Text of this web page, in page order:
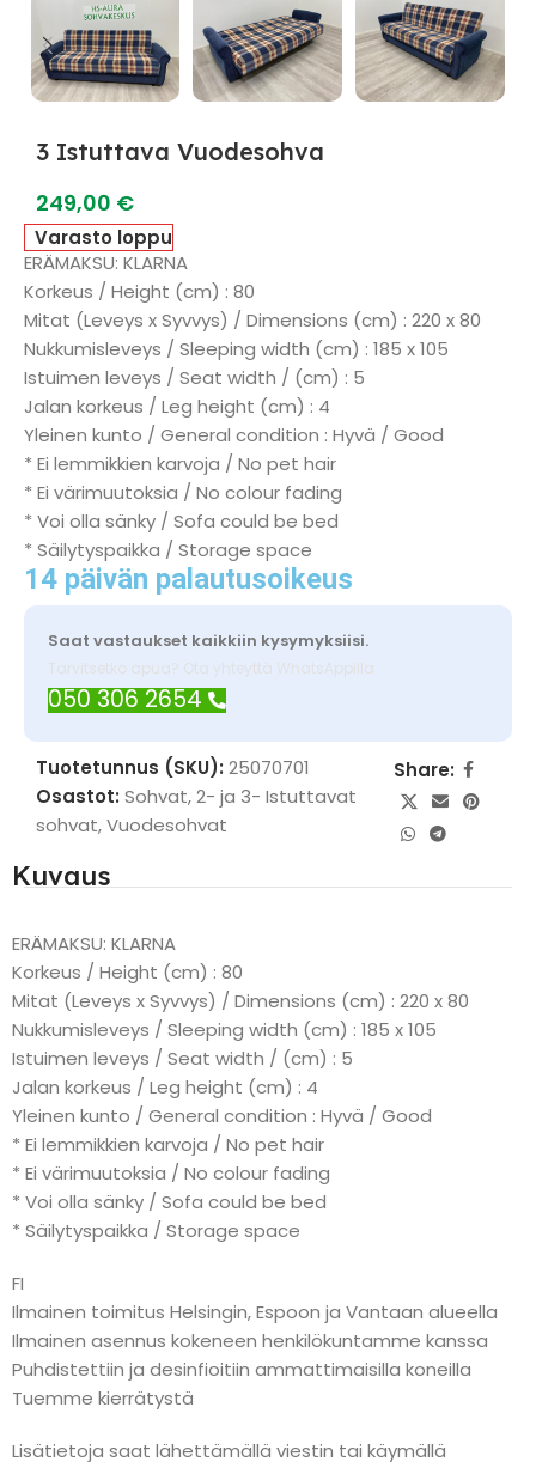
3 Istuttava Vuodesohva
249,00 €
Varasto loppu
ERÄMAKSU: KLARNA
Korkeus / Height (cm) : 80
Mitat (Leveys x Syvvys) / Dimensions (cm) : 220 x 80
Nukkumisleveys / Sleeping width (cm) : 185 x 105
Istuimen leveys / Seat width / (cm) : 5
Jalan korkeus / Leg height (cm) : 4
Yleinen kunto / General condition : Hyvä / Good
* Ei lemmikkien karvoja / No pet hair
* Ei värimuutoksia / No colour fading
* Voi olla sänky / Sofa could be bed
* Säilytyspaikka / Storage space
14 päivän palautusoikeus
Saat vastaukset kaikkiin kysymyksiisi.
Tarvitsetko apua? Ota yhteyttä WhatsAppilla
050 306 2654
Tuotetunnus (SKU): 25070701
Osastot: Sohvat,2- ja 3- Istuttavat
sohvat,Vuodesohvat
Share:
Kuvaus
ERÄMAKSU: KLARNA
Korkeus / Height (cm) : 80
Mitat (Leveys x Syvvys) / Dimensions (cm) : 220 x 80
Nukkumisleveys / Sleeping width (cm) : 185 x 105
Istuimen leveys / Seat width / (cm) : 5
Jalan korkeus / Leg height (cm) : 4
Yleinen kunto / General condition : Hyvä / Good
* Ei lemmikkien karvoja / No pet hair
* Ei värimuutoksia / No colour fading
* Voi olla sänky / Sofa could be bed
* Säilytyspaikka / Storage space
FI
Ilmainen toimitus Helsingin, Espoon ja Vantaan alueella
Ilmainen asennus kokeneen henkilökuntamme kanssa
Puhdistettiin ja desinfioitiin ammattimaisilla koneilla
Tuemme kierrätystä
Lisätietoja saat lähettämällä viestin tai käymällä